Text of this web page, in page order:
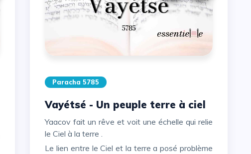
Paracha 5785
Vayétsé - Un peuple terre à ciel
Yaacov fait un rêve et voit une échelle qui relie
le Ciel à la terre .
Le lien entre le Ciel et la terre a posé problème